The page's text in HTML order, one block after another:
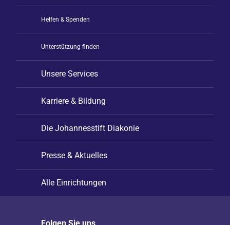
Helfen & Spenden
Unterstützung finden
Unsere Services
Karriere & Bildung
Die Johannesstift Diakonie
Presse & Aktuelles
Alle Einrichtungen